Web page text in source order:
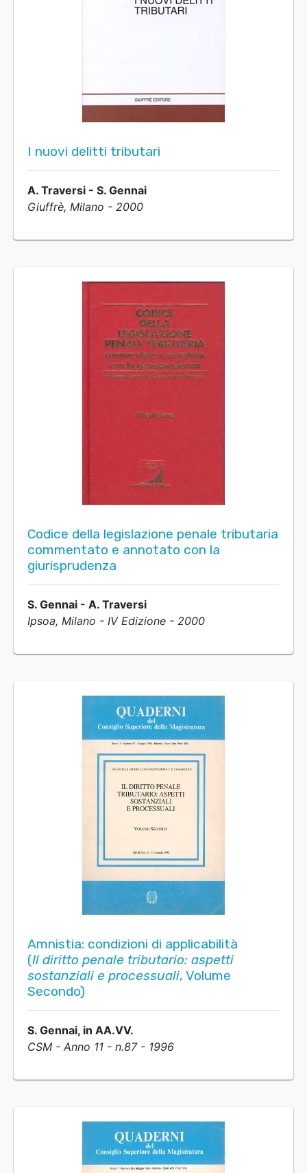
I nuovi delitti tributari
A. Traversi - S. Gennai
Giuffrè, Milano - 2000
Codice della legislazione penale tributaria
commentato e annotato con la
giurisprudenza
S. Gennai - A. Traversi
Ipsoa, Milano - IV Edizione - 2000
Amnistia: condizioni di applicabilità
(Il diritto penale tributario: aspetti
sostanziali e processuali, Volume
Secondo)
S. Gennai, in AA.VV.
CSM - Anno 11 - n.87 - 1996